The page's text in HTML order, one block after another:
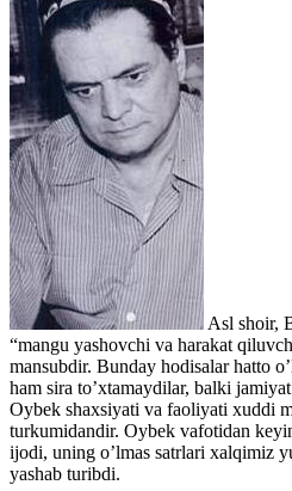
Asl shoir,
“mangu yashovchi va harakat
mansubdir. Bunday hodisalar hatto
ham sira to’xtamaydilar, balki
Oybek shaxsiyati va faoliyati xuddi
turkumidandir. Oybek vafotidan
ijodi, uning o’lmas satrlari xalqimiz
yashab turibdi.